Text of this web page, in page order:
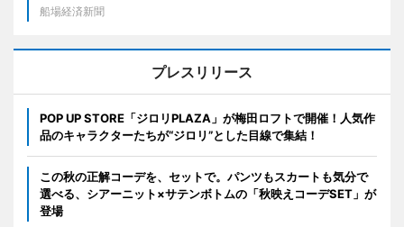
船場経済新聞
プレスリリース
POP UP STORE「ジロリPLAZA」が梅田ロフトで開催！人気作
品のキャラクターたちが“ジロリ”とした目線で集結！
この秋の正解コーデを、セットで。パンツもスカートも気分で
選べる、シアーニット×サテンボトムの「秋映えコーデSET」が
登場